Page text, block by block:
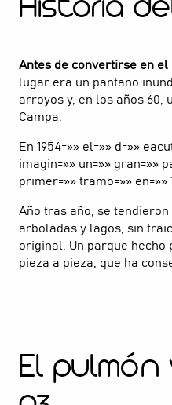
Historia
Antes de convertirse en
lugar era un pantano
arroyos y, en los años 60,
Campa.
En 1954=»» el=»» d=»»
imagin=»» un=»» gran=»»
primer=»» tramo=»» en=»»
Año tras año, se
arboladas y lagos, sin
original. Un parque hecho
pieza a pieza, que ha
El pulmón